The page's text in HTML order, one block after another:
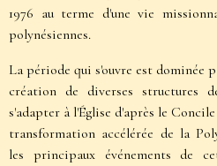
1976 au terme d'une vie
polynésiennes.
La période qui s'ouvre est dominée
création de diverses structures
s'adapter à l'Église d'après le
transformation accélérée de la
les principaux événements de